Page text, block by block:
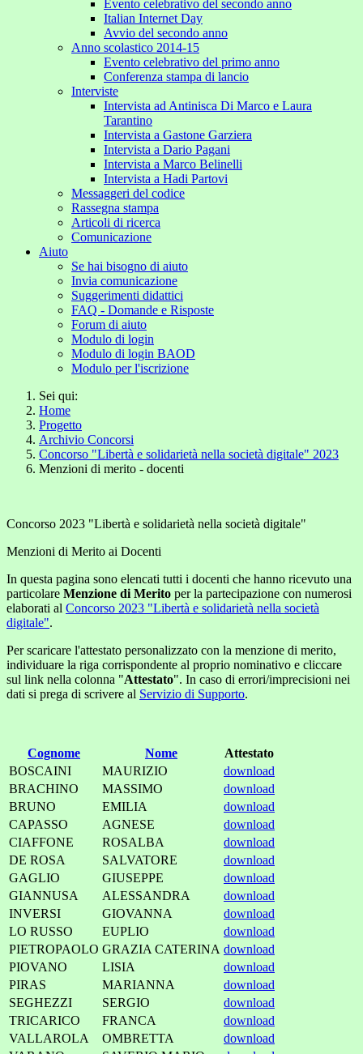
Evento celebrativo del secondo anno
Italian Internet Day
Avvio del secondo anno
Anno scolastico 2014-15
Evento celebrativo del primo anno
Conferenza stampa di lancio
Interviste
Intervista ad Antinisca Di Marco e Laura
Tarantino
Intervista a Gastone Garziera
Intervista a Dario Pagani
Intervista a Marco Belinelli
Intervista a Hadi Partovi
Messaggeri del codice
Rassegna stampa
Articoli di ricerca
Comunicazione
Aiuto
Se hai bisogno di aiuto
Invia comunicazione
Suggerimenti didattici
FAQ - Domande e Risposte
Forum di aiuto
Modulo di login
Modulo di login BAOD
Modulo per l'iscrizione
Sei qui:
Home
Progetto
Archivio Concorsi
Concorso "Libertà e solidarietà nella società digitale" 2023
Menzioni di merito - docenti
Concorso 2023 "Libertà e solidarietà nella società digitale"
Menzioni di Merito ai Docenti
In questa pagina sono elencati tutti i docenti che hanno ricevuto una
particolare Menzione di Merito per la partecipazione con numerosi
elaborati al Concorso 2023 "Libertà e solidarietà nella società
digitale".
Per scaricare l'attestato personalizzato con la menzione di merito,
individuare la riga corrispondente al proprio nominativo e cliccare
sul link nella colonna "Attestato". In caso di errori/imprecisioni nei
dati si prega di scrivere al Servizio di Supporto.
Cognome Nome
Attestato
BOSCAINI
MAURIZIO
download
BRACHINO
MASSIMO
download
BRUNO
EMILIA
download
CAPASSO
AGNESE
download
CIAFFONE
ROSALBA
download
DE ROSA
SALVATORE
download
GAGLIO
GIUSEPPE
download
GIANNUSA
ALESSANDRA
download
INVERSI
GIOVANNA
download
LO RUSSO
EUPLIO
download
PIETROPAOLO GRAZIA CATERINA download
PIOVANO
LISIA
download
PIRAS
MARIANNA
download
SEGHEZZI
SERGIO
download
TRICARICO
FRANCA
download
VALLAROLA
OMBRETTA
download